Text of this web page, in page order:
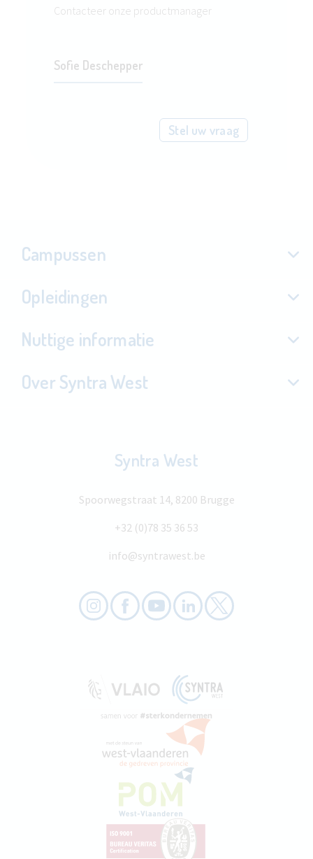
Contacteer onze productmanager
Sofie Deschepper
Stel uw vraag
Campussen
Opleidingen
Nuttige informatie
Over Syntra West
Syntra West
Spoorwegstraat 14, 8200 Brugge
+32 (0)78 35 36 53
info@syntrawest.be